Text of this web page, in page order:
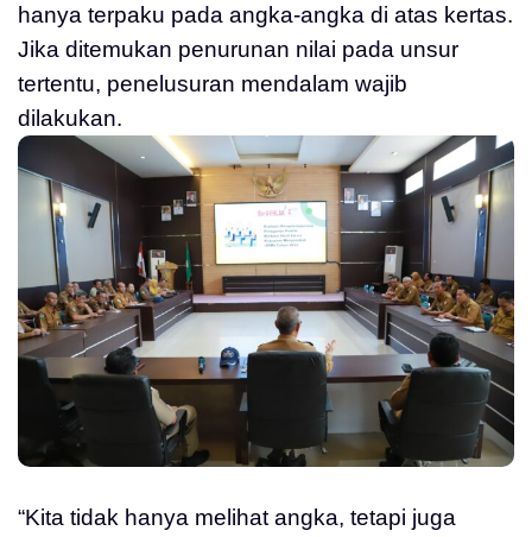
hanya terpaku pada angka-angka di atas kertas.
Jika ditemukan penurunan nilai pada unsur
tertentu, penelusuran mendalam wajib
dilakukan.
“Kita tidak hanya melihat angka, tetapi juga